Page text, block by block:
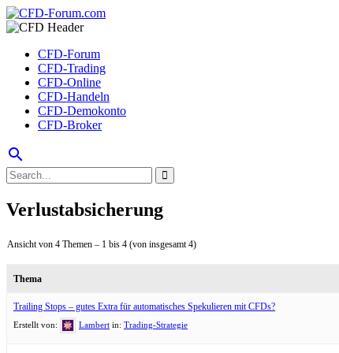
CFD-Forum
CFD-Trading
CFD-Online
CFD-Handeln
CFD-Demokonto
CFD-Broker
search
Verlustabsicherung
Ansicht von 4 Themen – 1 bis 4 (von insgesamt 4)
Thema
Trailing Stops – gutes Extra für automatisches Spekulieren mit CFDs?
Erstellt von: Lambert in: Trading-Strategie